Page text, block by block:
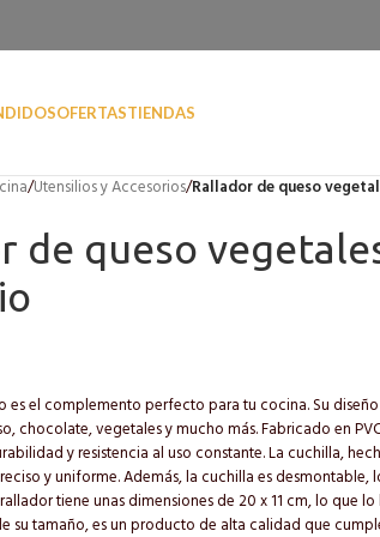
OFERTASTIENDAS
/Utensilios y Accesorios/Rallador de queso
de queso
es el complemento perfecto para tu cocina. Su
chocolate, vegetales y mucho más. Fabricado en
y resistencia al uso constante. La cuchilla,
y uniforme. Además, la cuchilla es desmontable,
tiene unas dimensiones de 20 x 11 cm, lo que
su tamaño, es un producto de alta calidad que